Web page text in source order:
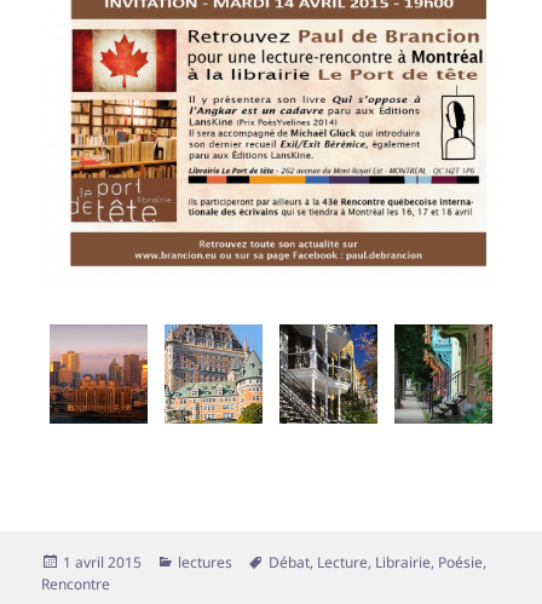
Publié
le
1 avril 2015 Catégories
lectures
Mots-
Débat, Lecture, Librairie, Poésie,
Rencontre